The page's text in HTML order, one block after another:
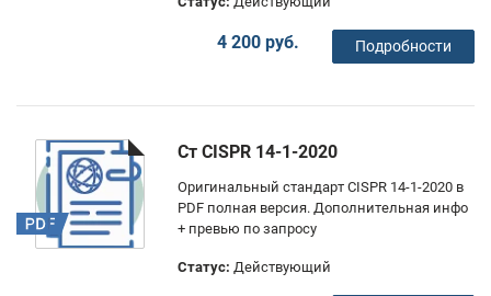
4 200 руб. Подробности
Ст CISPR 14-1-2020
Оригинальный стандарт CISPR 14-1-2020 в
PDF полная версия. Дополнительная инфо
+ превью по запросу
Статус: Действующий